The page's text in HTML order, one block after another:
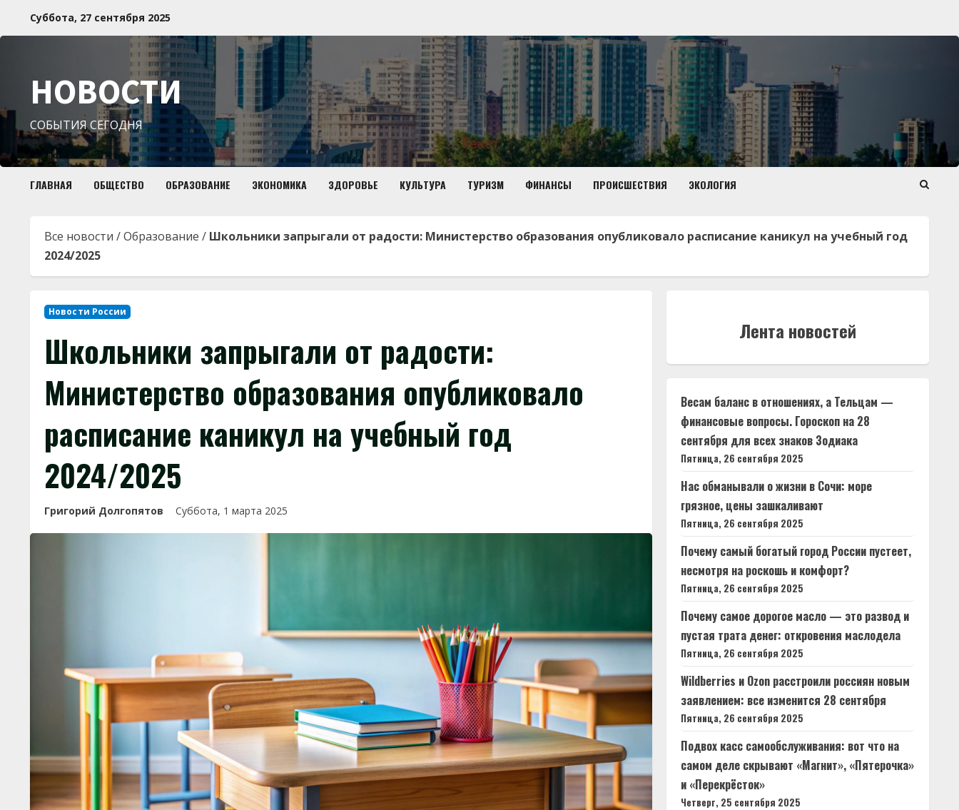
Суббота, 27 сентября 2025
НОВОСТИ
СОБЫТИЯ СЕГОДНЯ
ГЛАВНАЯ ОБЩЕСТВО ОБРАЗОВАНИЕ ЭКОНОМИКА ЗДОРОВЬЕ КУЛЬТУРА ТУРИЗМ ФИНАНСЫ ПРОИСШЕСТВИЯ ЭКОЛОГИЯ
Все новости /Образование / Школьники запрыгали от радости: Министерство образования опубликовало расписание каникул на учебный год
2024/2025
Новости России
Школьники запрыгали от радости:
Министерство образования опубликовало
расписание каникул на учебный год
2024/2025
Григорий Долгопятов Суббота, 1 марта 2025
Лента новостей
Весам баланс в отношениях, а Тельцам —
финансовые вопросы. Гороскоп на 28
сентября для всех знаков Зодиака
Пятница, 26 сентября 2025
Нас обманывали о жизни в Сочи: море
грязное, цены зашкаливают
Пятница, 26 сентября 2025
Почему самый богатый город России пустеет,
несмотря на роскошь и комфорт?
Пятница, 26 сентября 2025
Почему самое дорогое масло — это развод и
пустая трата денег: откровения маслодела
Пятница, 26 сентября 2025
Wildberries и Ozon расстроили россиян новым
заявлением: все изменится 28 сентября
Пятница, 26 сентября 2025
Подвох касс самообслуживания: вот что на
самом деле скрывают «Магнит», «Пятерочка»
и «Перекрёсток»
Четверг, 25 сентября 2025